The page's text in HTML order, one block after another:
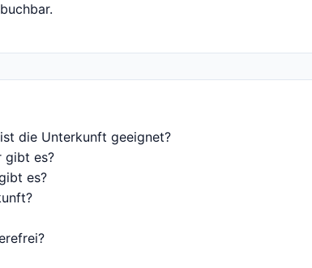
die Unterkunft geeignet?
gibt es?
es?